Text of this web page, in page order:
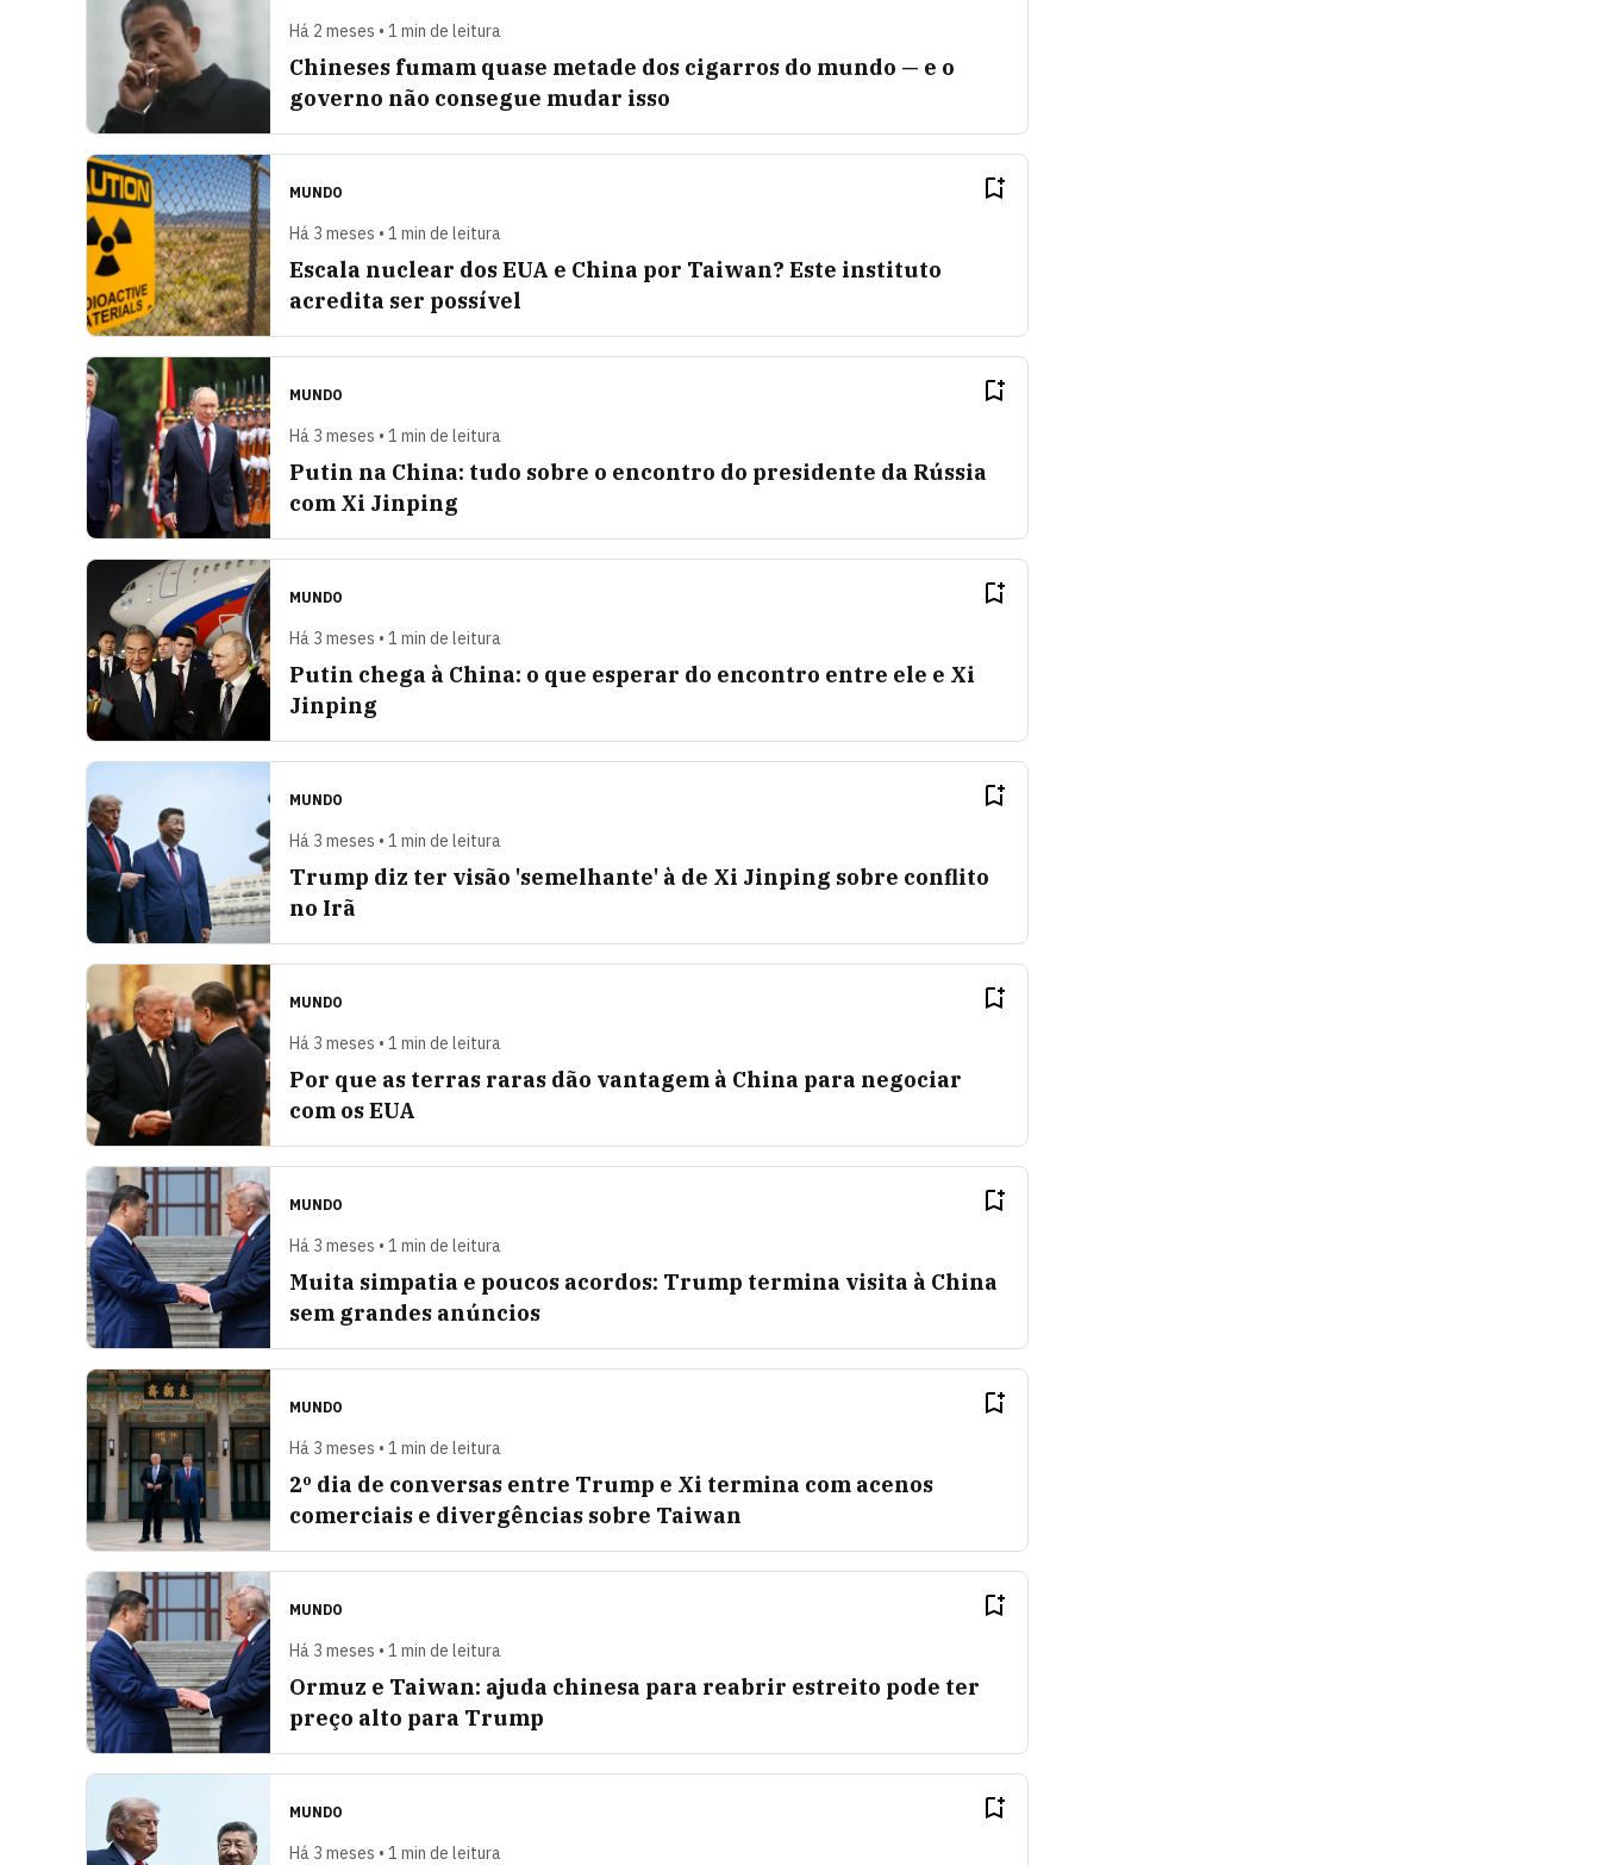
Há 2 meses • 1 min de leitura
Chineses fumam quase metade dos cigarros do mundo — e o
governo não consegue mudar isso
MUNDO
Há 3 meses • 1 min de leitura
Escala nuclear dos EUA e China por Taiwan? Este instituto
acredita ser possível
MUNDO
Há 3 meses • 1 min de leitura
Putin na China: tudo sobre o encontro do presidente da Rússia
com Xi Jinping
MUNDO
Há 3 meses • 1 min de leitura
Putin chega à China: o que esperar do encontro entre ele e Xi
Jinping
MUNDO
Há 3 meses • 1 min de leitura
Trump diz ter visão 'semelhante' à de Xi Jinping sobre conflito
no Irã
MUNDO
Há 3 meses • 1 min de leitura
Por que as terras raras dão vantagem à China para negociar
com os EUA
MUNDO
Há 3 meses • 1 min de leitura
Muita simpatia e poucos acordos: Trump termina visita à China
sem grandes anúncios
MUNDO
Há 3 meses • 1 min de leitura
2º dia de conversas entre Trump e Xi termina com acenos
comerciais e divergências sobre Taiwan
MUNDO
Há 3 meses • 1 min de leitura
Ormuz e Taiwan: ajuda chinesa para reabrir estreito pode ter
preço alto para Trump
MUNDO
Há 3 meses • 1 min de leitura